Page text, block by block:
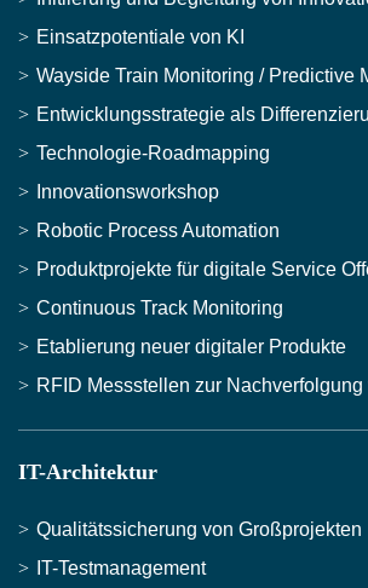
Einsatzpotentiale von KI
Wayside Train Monitoring / Predictive
Entwicklungsstrategie als
Technologie-Roadmapping
Innovationsworkshop
Robotic Process Automation
Produktprojekte für digitale Service
Continuous Track Monitoring
Etablierung neuer digitaler Produkte
RFID Messstellen zur
IT-Architektur
Qualitätssicherung von Großprojekten
IT-Testmanagement